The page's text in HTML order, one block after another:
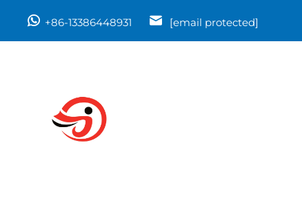
+86-13386448931 [email protected]